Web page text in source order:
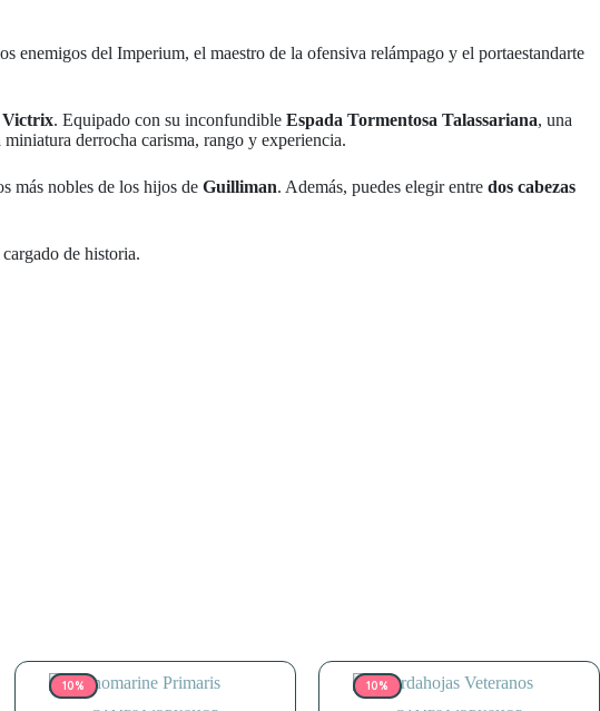
enemigos del Imperium, el maestro de la ofensiva relámpago y el portaestandarte
Victrix. Equipado con su inconfundible Espada Tormentosa Talassariana, una
derrocha carisma, rango y experiencia.
más nobles de los hijos de Guilliman. Además, puedes elegir entre dos cabezas
de historia.
10% 10%